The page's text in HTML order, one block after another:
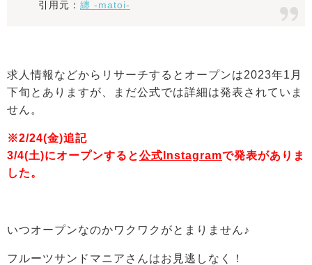
引用元： 纏 -matoi-
求人情報などからリサーチするとオープンは2023年1月
下旬とありますが、まだ公式では詳細は発表されていま
せん。
※2/24(金)追記
3/4(土)にオープンすると公式Instagramで発表がありま
した。
いつオープンなのかワクワクがとまりません♪
フルーツサンドマニアさんはお見逃しなく！